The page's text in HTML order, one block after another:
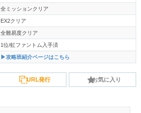
全ミッションクリア
EX2クリア
全難易度クリア
1位/虹ファントム入手済
▶攻略班紹介ページはこちら
URL発行 お気に入り